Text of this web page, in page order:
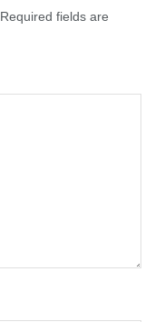
Required fields are